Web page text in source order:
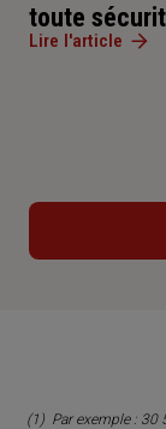
toute
Lire l'article
(1) Par exemple : 30